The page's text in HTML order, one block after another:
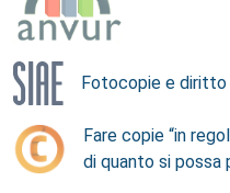
Fotocopie e diritto
Fare copie “in
di quanto si possa